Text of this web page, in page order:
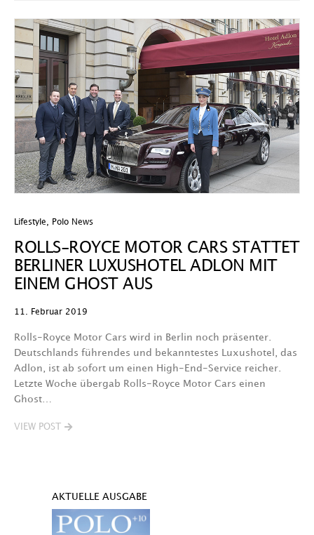
Lifestyle Polo News
ROLLS-ROYCE MOTOR CARS STATTET
BERLINER LUXUSHOTEL ADLON MIT
EINEM GHOST AUS
11. Februar 2019
Rolls-Royce Motor Cars wird in Berlin noch präsenter.
Deutschlands führendes und bekanntestes Luxushotel, das
Adlon, ist ab sofort um einen High-End-Service reicher.
Letzte Woche übergab Rolls-Royce Motor Cars einen
Ghost…
VIEW POST
AKTUELLE AUSGABE